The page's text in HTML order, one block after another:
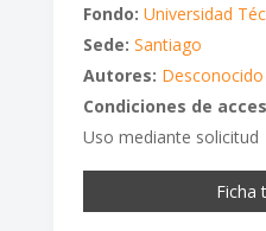
Fondo: Universidad
Sede: Santiago
Autores: Desconocido
Condiciones de
Uso mediante solicitud
Ficha